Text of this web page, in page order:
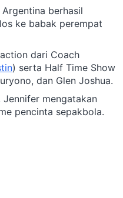
berhasil
ke babak perempat
dari Coach
) serta Half Time Show
dan Glen Joshua.
Jennifer mengatakan
pencinta sepakbola.